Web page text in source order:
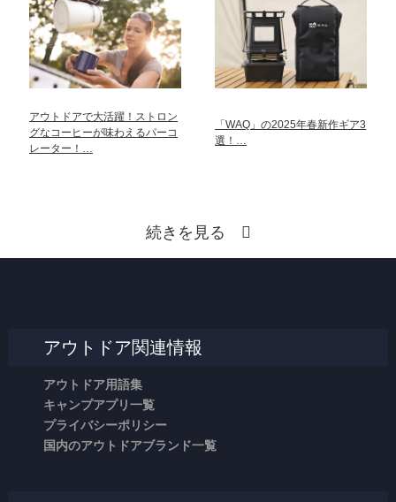
アウトドアで大活躍！ストロン
グなコーヒーが味わえるパーコ
レーター！…
「WAQ」の2025年春新作ギア3
選！…
続きを見る
アウトドア関連情報
アウトドア用語集
キャンプアプリ一覧
プライバシーポリシー
国内のアウトドアブランド一覧